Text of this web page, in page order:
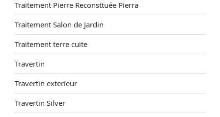
Traitement Pierre Reconsttuée Pierra
Traitement Salon de Jardin
Traitement terre cuite
Travertin
Travertin exterieur
Travertin Silver